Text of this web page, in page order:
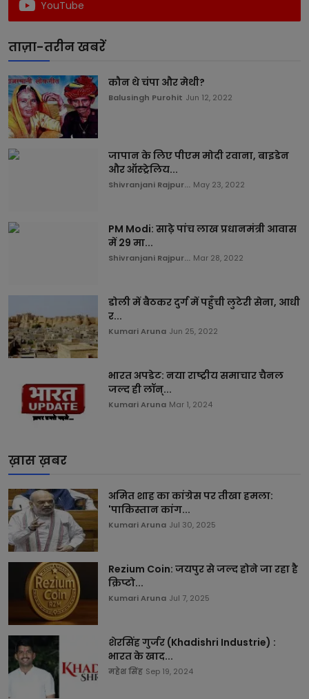
YouTube
ताज़ा-तरीन खबरें
कौन थे चंपा और मेथी?
Balusingh Purohit Jun 12, 2022
जापान के लिए पीएम मोदी रवाना, बाइडेन
और ऑस्ट्रेलिय...
Shivranjani Rajpur... May 23, 2022
PM Modi: साढ़े पांच लाख प्रधानमंत्री आवास
में 29 मा...
Shivranjani Rajpur... Mar 28, 2022
डोली में बैठकर दुर्ग में पहुँची लुटेरी सेना, आधी
र...
Kumari Aruna Jun 25, 2022
भारत अपडेट: नया राष्ट्रीय समाचार चैनल
जल्द ही लॉन्...
Kumari Aruna Mar 1, 2024
ख़ास ख़बर
अमित शाह का कांग्रेस पर तीखा हमला:
'पाकिस्तान कांग...
Kumari Aruna Jul 30, 2025
Rezium Coin: जयपुर से जल्द होने जा रहा है
क्रिप्टो...
Kumari Aruna Jul 7, 2025
शेरसिंह गुर्जर (Khadishri Industrie) :
भारत के खाद...
महेश सिंह Sep 19, 2024